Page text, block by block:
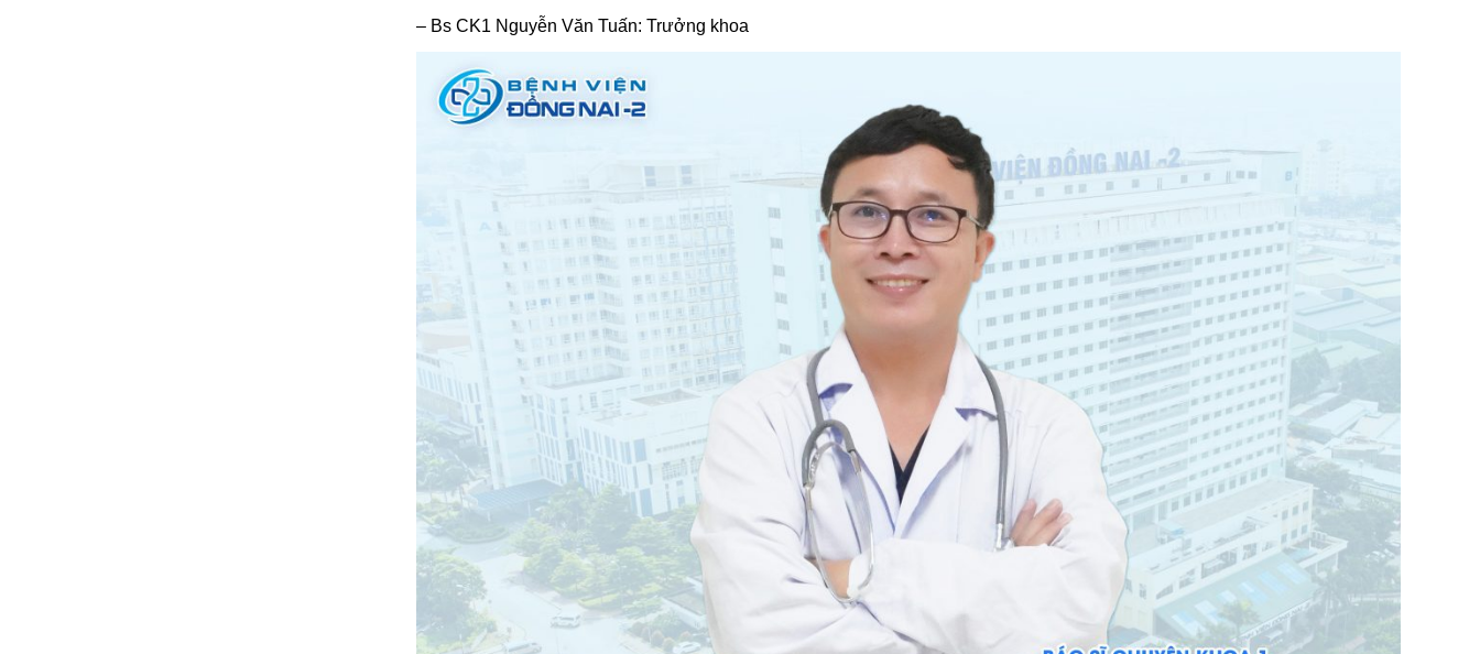
– Bs CK1 Nguyễn Văn Tuấn: Trưởng khoa